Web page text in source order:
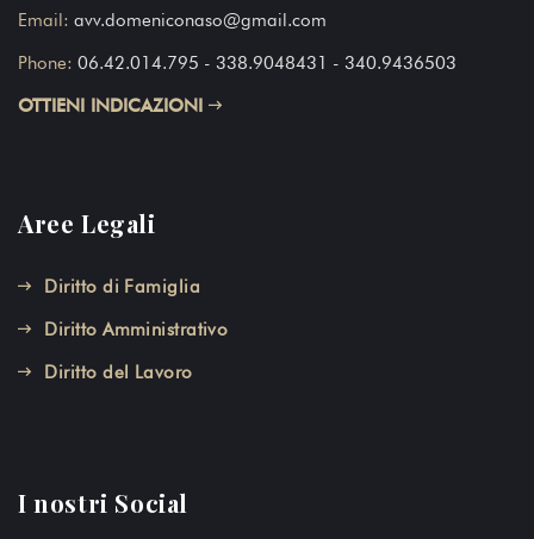
Email: avv.domeniconaso@gmail.com
Phone: 06.42.014.795 - 338.9048431 - 340.9436503
OTTIENI INDICAZIONI
Aree Legali
Diritto di Famiglia
Diritto Amministrativo
Diritto del Lavoro
I nostri Social